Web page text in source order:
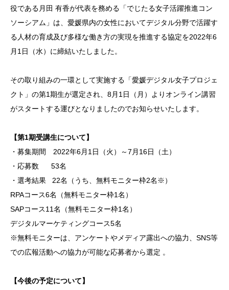
役である月田 有香が代表を務める「でじたる女子活躍推進コン
ソーシアム」は、愛媛県内の女性においてデジタル分野で活躍す
る人材の育成及び多様な働き方の実現を推進する協定を2022年6
月1日（水）に締結いたしました。
その取り組みの一環として実施する「愛媛デジタル女子プロジェ
クト」の第1期生が選定され、8月1日（月）よりオンライン講習
がスタートする運びとなりましたのでお知らせいたします。
【第1期受講生について】
・募集期間 2022年6月1日（火）～7月16日（土）
・応募数 53名
・選考結果 22名（うち、無料モニター枠2名※）
RPAコース6名（無料モニター枠1名）
SAPコース11名（無料モニター枠1名）
デジタルマーケティングコース5名
※無料モニターは、アンケートやメディア露出への協力、SNS等
での広報活動への協力が可能な応募者から選定 。
【今後の予定について】